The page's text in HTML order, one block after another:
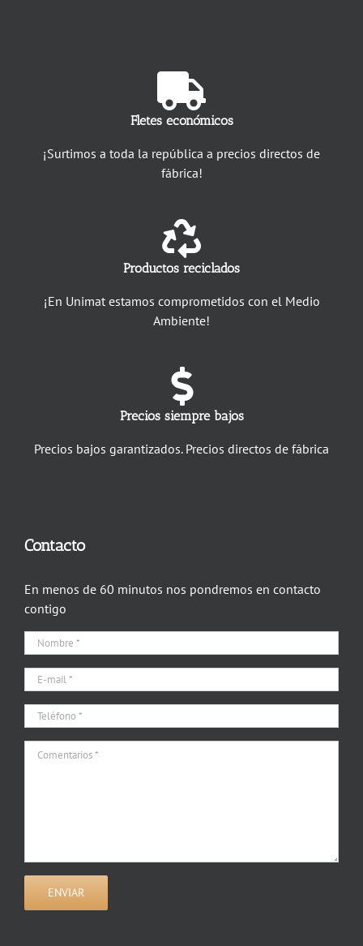
Fletes económicos
¡Surtimos a toda la república a precios directos de
fábrica!
Productos reciclados
¡En Unimat estamos comprometidos con el Medio
Ambiente!
Precios siempre bajos
Precios bajos garantizados. Precios directos de fábrica
Contacto
En menos de 60 minutos nos pondremos en contacto
contigo